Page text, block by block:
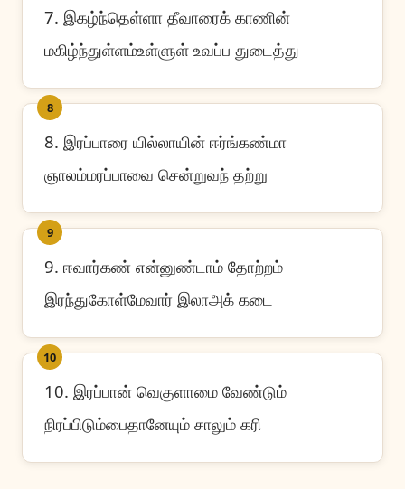
7. இகழ்ந்தெள்ளா தீவாரைக் காணின்
மகிழ்ந்துள்ளம்உள்ளுள் உவப்ப துடைத்து
8
8. இரப்பாரை யில்லாயின் ஈர்ங்கண்மா
ஞாலம்மரப்பாவை சென்றுவந் தற்று
9
9. ஈவார்கண் என்னுண்டாம் தோற்றம்
இரந்துகோள்மேவார் இலாஅக் கடை
10
10. இரப்பான் வெகுளாமை வேண்டும்
நிரப்பிடும்பைதானேயும் சாலும் கரி